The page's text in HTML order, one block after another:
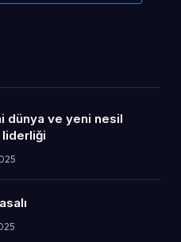
dünya ve yeni nesil
liderliği